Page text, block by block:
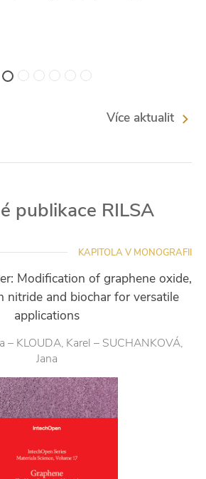
Více aktualit
publikace RILSA
KAPITOLA V MONOGRAFII
Modification of graphene oxide,
nitride and biochar for versatile
applications
– KLOUDA, Karel – SUCHANKOVÁ,
Jana